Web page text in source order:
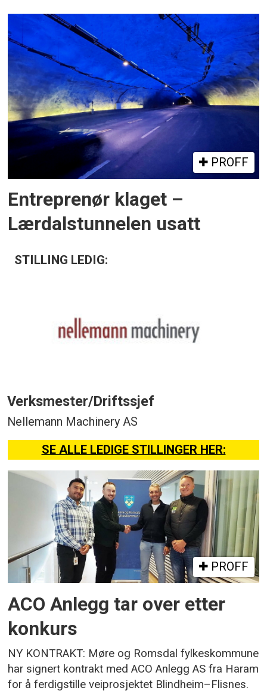
PROFF
Entreprenør klaget –
Lærdalstunnelen usatt
STILLING LEDIG:
Verksmester/Driftssjef
Nellemann Machinery AS
SE ALLE LEDIGE STILLINGER HER:
PROFF
ACO Anlegg tar over etter
konkurs
NY KONTRAKT: Møre og Romsdal fylkeskommune
har signert kontrakt med ACO Anlegg AS fra Haram
for å ferdigstille veiprosjektet Blindheim–Flisnes.